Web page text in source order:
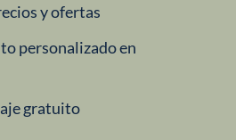
y ofertas
personalizado en
gratuito